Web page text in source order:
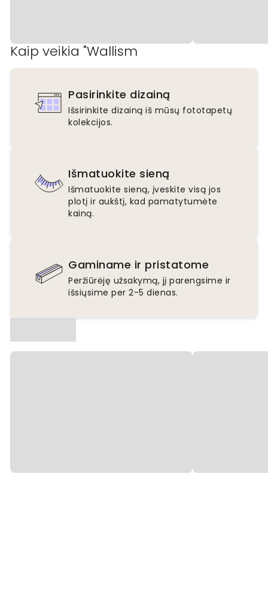
Kaip veikia "Wallism
Pasirinkite dizainą
Išsirinkite dizainą iš mūsų fototapetų
kolekcijos.
Išmatuokite sieną
Išmatuokite sieną, įveskite visą jos
plotį ir aukštį, kad pamatytumėte
kainą.
Gaminame ir pristatome
Peržiūrėję užsakymą, jį parengsime ir
išsiųsime per 2-5 dienas.